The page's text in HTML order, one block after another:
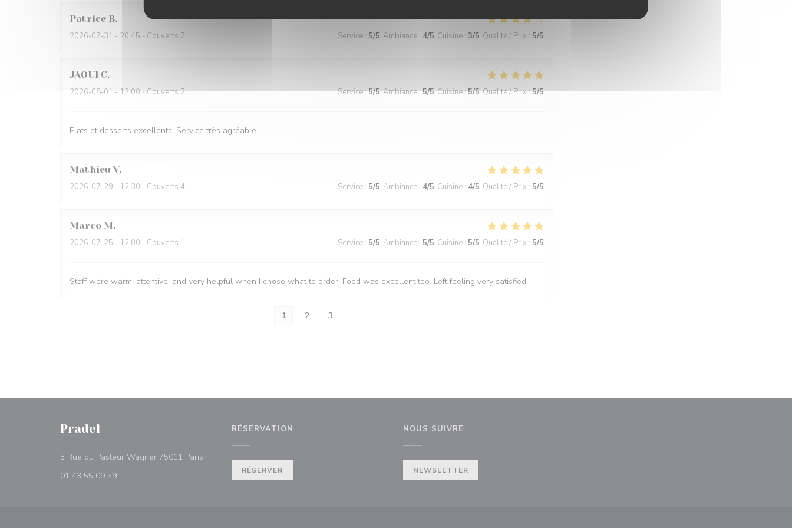
Patrice B
2026-07-31 - 20:45 - Couverts 2 Service : 5/5 Ambiance : 4/5 Cuisine : 3/5 Qualité / Prix : 5/5
JAOUI C
2026-08-01 - 12:00 - Couverts 2 Service:5/5 Ambiance:5/5 Cuisine:5/5 Qualité / Prix:5/5
Plats et desserts excellents! Service très agréable.
Mathieu V
2026-07-29 - 12:30 - Couverts 4 Service : 5/5 Ambiance : 4/5 Cuisine : 4/5 Qualité / Prix : 5/5
Marco M
2026-07-25 - 12:00 - Couverts 1 Service : 5/5 Ambiance : 5/5 Cuisine : 5/5 Qualité / Prix : 5/5
Staff were warm, attentive, and very helpful when I chose what to order. Food was excellent too. Left feeling very satisfied.
1 2 3
Pradel
3 Rue du Pasteur Wagner 75011 Paris
01 43 55 09 59
RÉSERVATION
RÉSERVER
NOUS SUIVRE
NEWSLETTER